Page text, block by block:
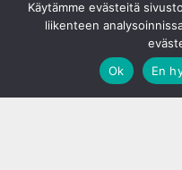
Käytämme evästeitä
liikenteen
Ok
En